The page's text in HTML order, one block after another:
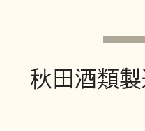
秋田酒類